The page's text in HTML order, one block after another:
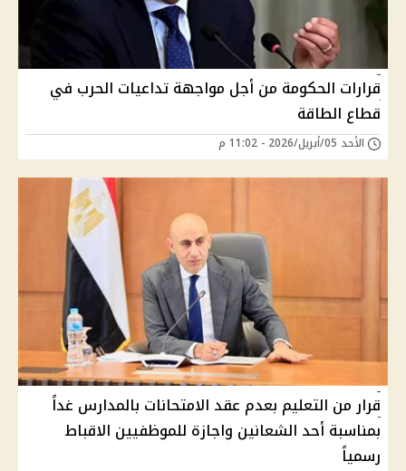
قرارات الحكومة من أجل مواجهة تداعيات الحرب في
قطاع الطاقة
الأحد 05/أبريل/2026 - 11:02 م
قرار من التعليم بعدم عقد الامتحانات بالمدارس غداً
بمناسبة أحد الشعانين واجازة للموظفيين الاقباط
رسمياً